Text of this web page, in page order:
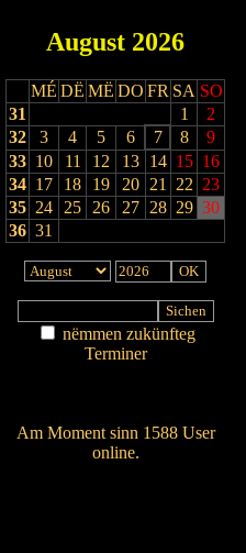
August 2026
MÉ DË MË DO FR SA SO
31
1
2
32
3 4 5 6 7 8
9
33 10 11 12 13 14 15 16
34 17 18 19 20 21 22 23
35 24 25 26 27 28 29 30
36 31
nëmmen zukünfteg
Terminer
Am Moment sinn 1588 User
online.